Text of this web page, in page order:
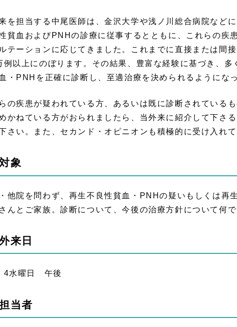
を担当する中尾医師は、金沢大学や浅ノ川総合病院など
貧血およびPNHの診療に従事するとともに、これらの疾
テーションに応じてきました。これまでに直接または間
例以上にのぼります。その結果、豊富な経験に基づき、多
・PNHを正確に診断し、至適治療を決められるようにな
の疾患が疑われている方、あるいは既に診断されている
かねている方がおられましたら、当外来に紹介して下さ
さい。また、セカンド・オピニオンも積極的に受け入れて
象
他院を問わず、再生不良性貧血・PNHの疑いもしくは再
んとご家族。診断について、今後の治療方針について何
来日
4水曜日 午後
当者